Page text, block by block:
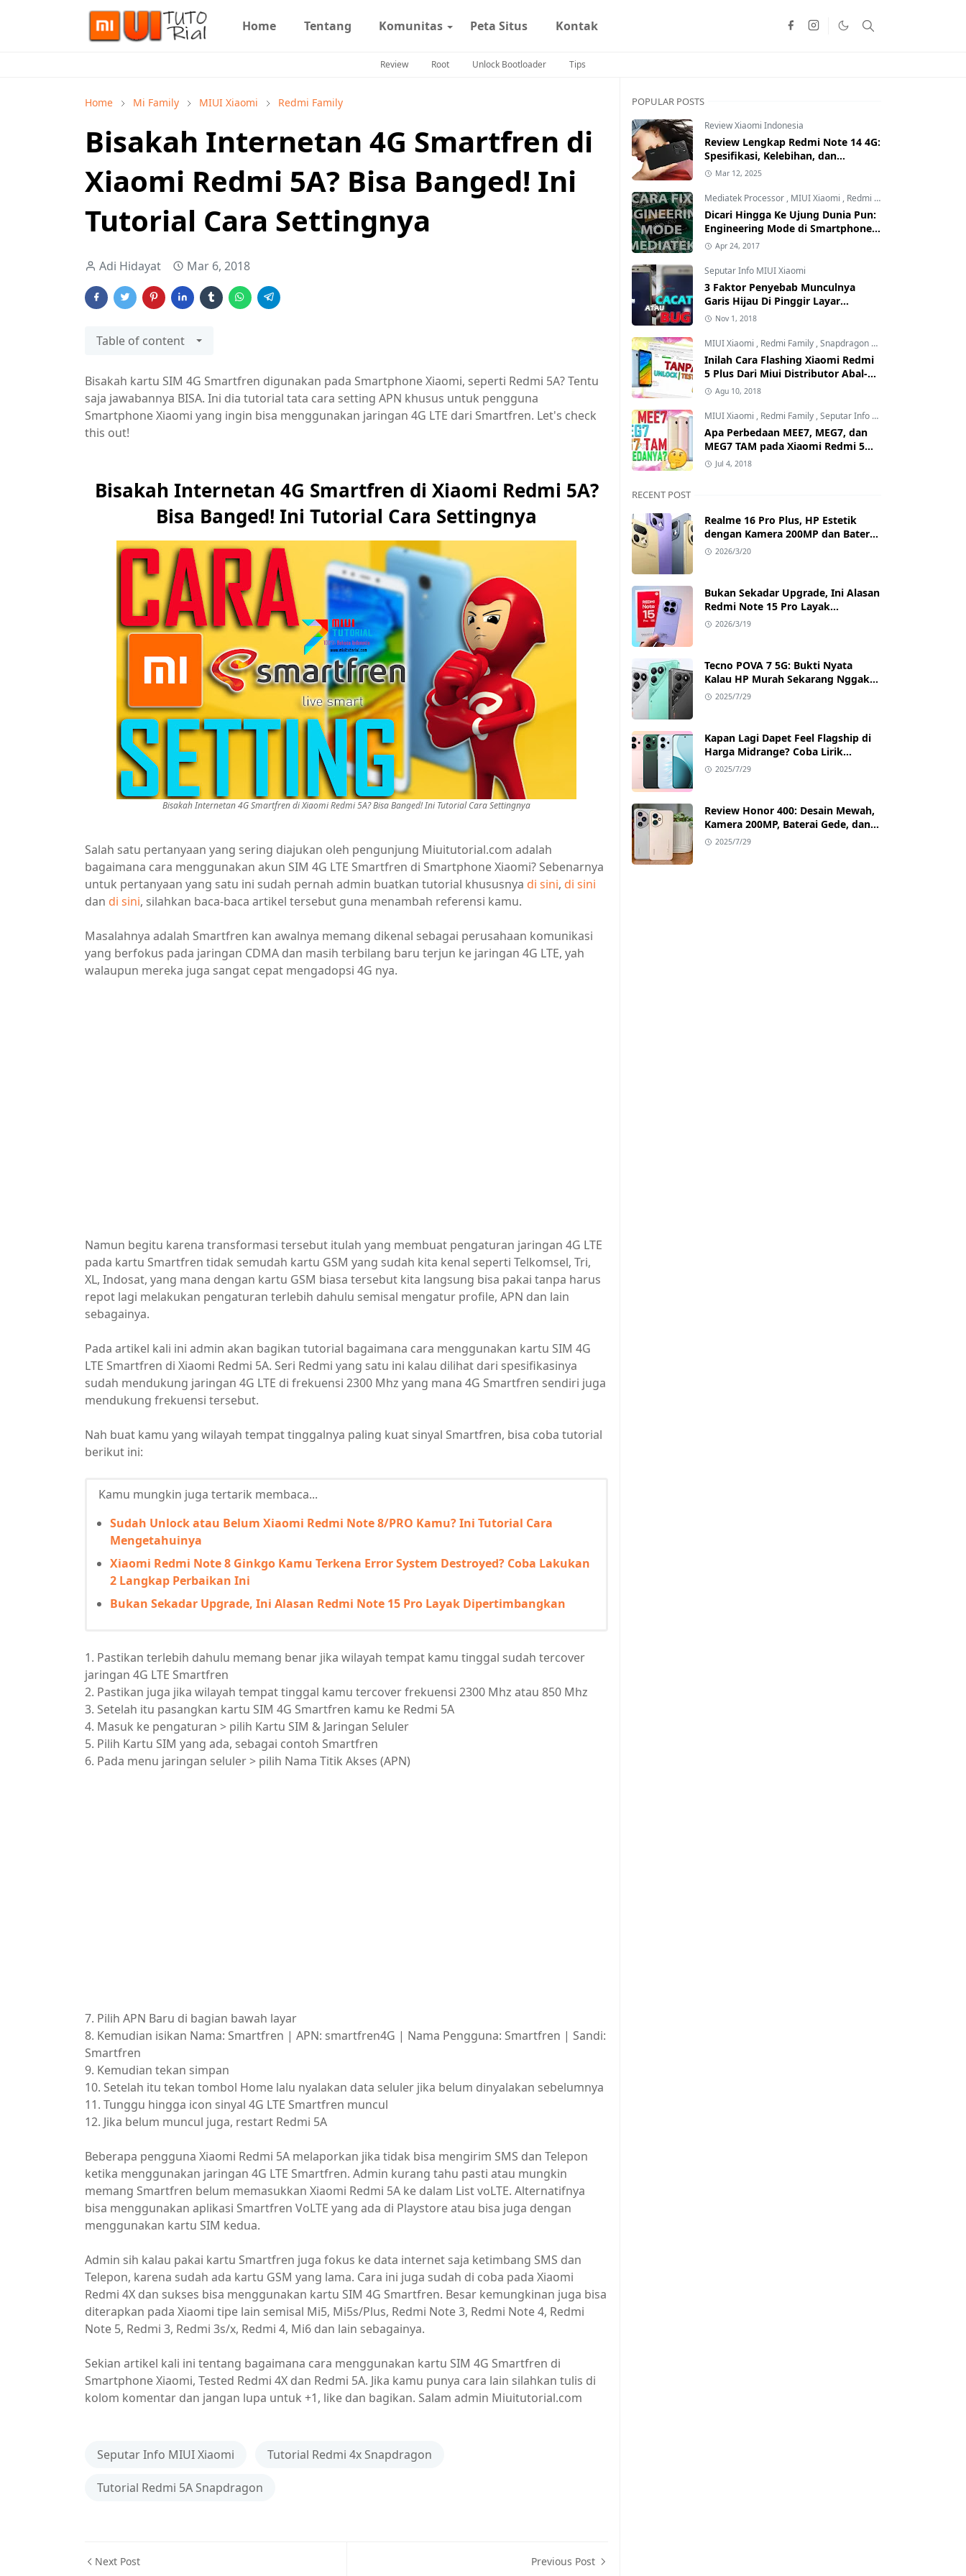
Home Tentang Komunitas Peta Situs Kontak
Review Root Unlock Bootloader Tips
Home Mi Family MIUI Xiaomi Redmi Family
Bisakah Internetan 4G Smartfren di
Xiaomi Redmi 5A? Bisa Banged! Ini
Tutorial Cara Settingnya
Adi Hidayat Mar 6, 2018
Table of content
Bisakah kartu SIM 4G Smartfren digunakan pada Smartphone Xiaomi, seperti Redmi 5A? Tentu
saja jawabannya BISA. Ini dia tutorial tata cara setting APN khusus untuk pengguna
Smartphone Xiaomi yang ingin bisa menggunakan jaringan 4G LTE dari Smartfren. Let's check
this out!
Bisakah Internetan 4G Smartfren di Xiaomi Redmi 5A?
Bisa Banged! Ini Tutorial Cara Settingnya
Bisakah Internetan 4G Smartfren di Xiaomi Redmi 5A? Bisa Banged! Ini Tutorial Cara Settingnya
Salah satu pertanyaan yang sering diajukan oleh pengunjung Miuitutorial.com adalah
bagaimana cara menggunakan akun SIM 4G LTE Smartfren di Smartphone Xiaomi? Sebenarnya
untuk pertanyaan yang satu ini sudah pernah admin buatkan tutorial khususnya di sini, di sini
dan di sini, silahkan baca-baca artikel tersebut guna menambah referensi kamu.
Masalahnya adalah Smartfren kan awalnya memang dikenal sebagai perusahaan komunikasi
yang berfokus pada jaringan CDMA dan masih terbilang baru terjun ke jaringan 4G LTE, yah
walaupun mereka juga sangat cepat mengadopsi 4G nya.
Namun begitu karena transformasi tersebut itulah yang membuat pengaturan jaringan 4G LTE
pada kartu Smartfren tidak semudah kartu GSM yang sudah kita kenal seperti Telkomsel, Tri,
XL, Indosat, yang mana dengan kartu GSM biasa tersebut kita langsung bisa pakai tanpa harus
repot lagi melakukan pengaturan terlebih dahulu semisal mengatur profile, APN dan lain
sebagainya.
Pada artikel kali ini admin akan bagikan tutorial bagaimana cara menggunakan kartu SIM 4G
LTE Smartfren di Xiaomi Redmi 5A. Seri Redmi yang satu ini kalau dilihat dari spesifikasinya
sudah mendukung jaringan 4G LTE di frekuensi 2300 Mhz yang mana 4G Smartfren sendiri juga
mendukung frekuensi tersebut.
Nah buat kamu yang wilayah tempat tinggalnya paling kuat sinyal Smartfren, bisa coba tutorial
berikut ini:
Kamu mungkin juga tertarik membaca...
Sudah Unlock atau Belum Xiaomi Redmi Note 8/PRO Kamu? Ini Tutorial Cara
Mengetahuinya
Xiaomi Redmi Note 8 Ginkgo Kamu Terkena Error System Destroyed? Coba Lakukan
2 Langkap Perbaikan Ini
Bukan Sekadar Upgrade, Ini Alasan Redmi Note 15 Pro Layak Dipertimbangkan
1. Pastikan terlebih dahulu memang benar jika wilayah tempat kamu tinggal sudah tercover
jaringan 4G LTE Smartfren
2. Pastikan juga jika wilayah tempat tinggal kamu tercover frekuensi 2300 Mhz atau 850 Mhz
3. Setelah itu pasangkan kartu SIM 4G Smartfren kamu ke Redmi 5A
4. Masuk ke pengaturan > pilih Kartu SIM & Jaringan Seluler
5. Pilih Kartu SIM yang ada, sebagai contoh Smartfren
6. Pada menu jaringan seluler > pilih Nama Titik Akses (APN)
7. Pilih APN Baru di bagian bawah layar
8. Kemudian isikan Nama: Smartfren | APN: smartfren4G | Nama Pengguna: Smartfren | Sandi:
Smartfren
9. Kemudian tekan simpan
10. Setelah itu tekan tombol Home lalu nyalakan data seluler jika belum dinyalakan sebelumnya
11. Tunggu hingga icon sinyal 4G LTE Smartfren muncul
12. Jika belum muncul juga, restart Redmi 5A
Beberapa pengguna Xiaomi Redmi 5A melaporkan jika tidak bisa mengirim SMS dan Telepon
ketika menggunakan jaringan 4G LTE Smartfren. Admin kurang tahu pasti atau mungkin
memang Smartfren belum memasukkan Xiaomi Redmi 5A ke dalam List voLTE. Alternatifnya
bisa menggunakan aplikasi Smartfren VoLTE yang ada di Playstore atau bisa juga dengan
menggunakan kartu SIM kedua.
Admin sih kalau pakai kartu Smartfren juga fokus ke data internet saja ketimbang SMS dan
Telepon, karena sudah ada kartu GSM yang lama. Cara ini juga sudah di coba pada Xiaomi
Redmi 4X dan sukses bisa menggunakan kartu SIM 4G Smartfren. Besar kemungkinan juga bisa
diterapkan pada Xiaomi tipe lain semisal Mi5, Mi5s/Plus, Redmi Note 3, Redmi Note 4, Redmi
Note 5, Redmi 3, Redmi 3s/x, Redmi 4, Mi6 dan lain sebagainya.
Sekian artikel kali ini tentang bagaimana cara menggunakan kartu SIM 4G Smartfren di
Smartphone Xiaomi, Tested Redmi 4X dan Redmi 5A. Jika kamu punya cara lain silahkan tulis di
kolom komentar dan jangan lupa untuk +1, like dan bagikan. Salam admin Miuitutorial.com
Seputar Info MIUI Xiaomi Tutorial Redmi 4x Snapdragon
Tutorial Redmi 5A Snapdragon
Next Post Previous Post
POPULAR POSTS
Review Xiaomi Indonesia
Review Lengkap Redmi Note 14 4G:
Spesifikasi, Kelebihan, dan
Kekurangan!
Mar 12, 2025
Mediatek Processor , MIUI Xiaomi , Redmi Family
Dicari Hingga Ke Ujung Dunia Pun:
Engineering Mode di Smartphone
Xiaomi Kamu Hilang? Ini Tutorial
Cara Mengembalikannya
Apr 24, 2017
Seputar Info MIUI Xiaomi
3 Faktor Penyebab Munculnya
Garis Hijau Di Pinggir Layar
Smartphone Xiaomi: Kamu yang
Nov 1, 2018
MIUI Xiaomi , Redmi Family ,Snapdragon Processor
Inilah Cara Flashing Xiaomi Redmi
5 Plus Dari Miui Distributor Abal-
Abal ke Offcial Tanpa Test Point
dan Tanpa Unlock Bootloader
Agu 10, 2018
MIUI Xiaomi , Redmi Family ,Seputar Info MIUI Xiaomi
Apa Perbedaan MEE7, MEG7, dan
MEG7 TAM pada Xiaomi Redmi 5
Plus? Benarkah MEG7 TAM Tidak
Jul 4, 2018
RECENT POST
Realme 16 Pro Plus, HP Estetik
dengan Kamera 200MP dan Baterai
Badak
2026/3/20
Bukan Sekadar Upgrade, Ini Alasan
Redmi Note 15 Pro Layak
Dipertimbangkan
2026/3/19
Tecno POVA 7 5G: Bukti Nyata
Kalau HP Murah Sekarang Nggak
Main-Main Lagi
2025/7/29
Kapan Lagi Dapet Feel Flagship di
Harga Midrange? Coba Lirik
Reno14 Pro 5G!
2025/7/29
Review Honor 400: Desain Mewah,
Kamera 200MP, Baterai Gede, dan
Google Full Akses
2025/7/29